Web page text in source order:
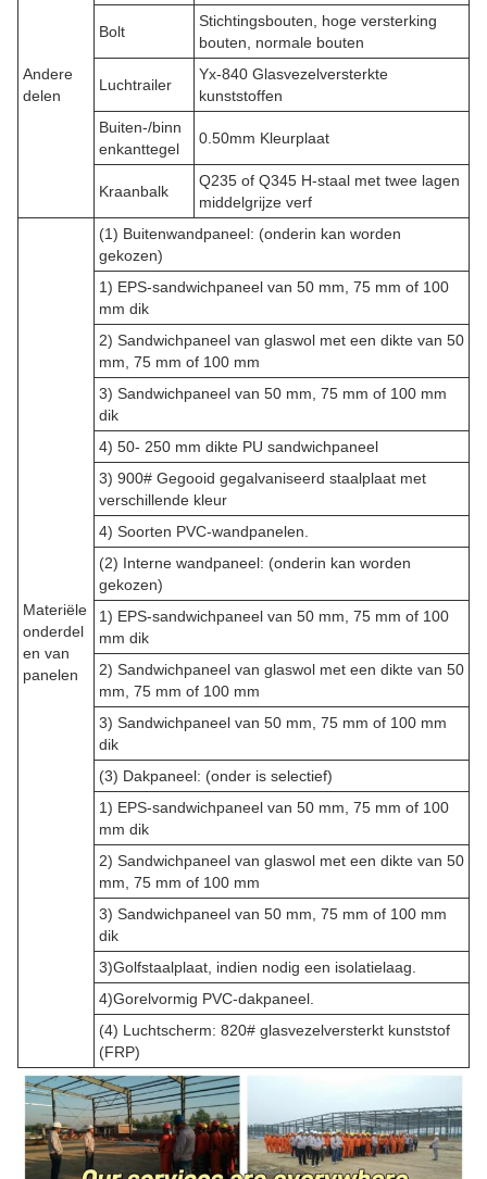
Andere
delen
Bolt
Stichtingsbouten, hoge versterking
bouten, normale bouten
Luchtrailer
Yx-840 Glasvezelversterkte
kunststoffen
Buiten-/binn
enkanttegel
0.50mm Kleurplaat
Kraanbalk
Q235 of Q345 H-staal met twee lagen
middelgrijze verf
Materiële
onderdel
en van
panelen
(1) Buitenwandpaneel: (onderin kan worden
gekozen)
1) EPS-sandwichpaneel van 50 mm, 75 mm of 100
mm dik
2) Sandwichpaneel van glaswol met een dikte van 50
mm, 75 mm of 100 mm
3) Sandwichpaneel van 50 mm, 75 mm of 100 mm
dik
4) 50- 250 mm dikte PU sandwichpaneel
3) 900# Gegooid gegalvaniseerd staalplaat met
verschillende kleur
4) Soorten PVC-wandpanelen.
(2) Interne wandpaneel: (onderin kan worden
gekozen)
1) EPS-sandwichpaneel van 50 mm, 75 mm of 100
mm dik
2) Sandwichpaneel van glaswol met een dikte van 50
mm, 75 mm of 100 mm
3) Sandwichpaneel van 50 mm, 75 mm of 100 mm
dik
(3) Dakpaneel: (onder is selectief)
1) EPS-sandwichpaneel van 50 mm, 75 mm of 100
mm dik
2) Sandwichpaneel van glaswol met een dikte van 50
mm, 75 mm of 100 mm
3) Sandwichpaneel van 50 mm, 75 mm of 100 mm
dik
3)Golfstaalplaat, indien nodig een isolatielaag.
4)Gorelvormig PVC-dakpaneel.
(4) Luchtscherm: 820# glasvezelversterkt kunststof
(FRP)